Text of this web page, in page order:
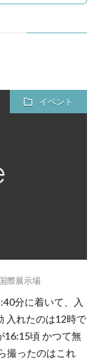
イベント
際展示場
分に着いて、入
入れたのは12時で
16:15頃 かつて無
撮ったのはこれ